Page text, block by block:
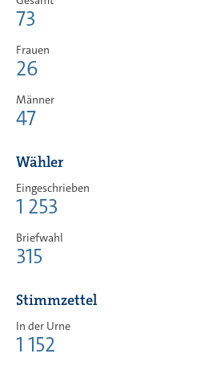
73
Frauen
26
Männer
47
Wähler
Eingeschrieben
1 253
Briefwahl
315
Stimmzettel
In der Urne
1 152